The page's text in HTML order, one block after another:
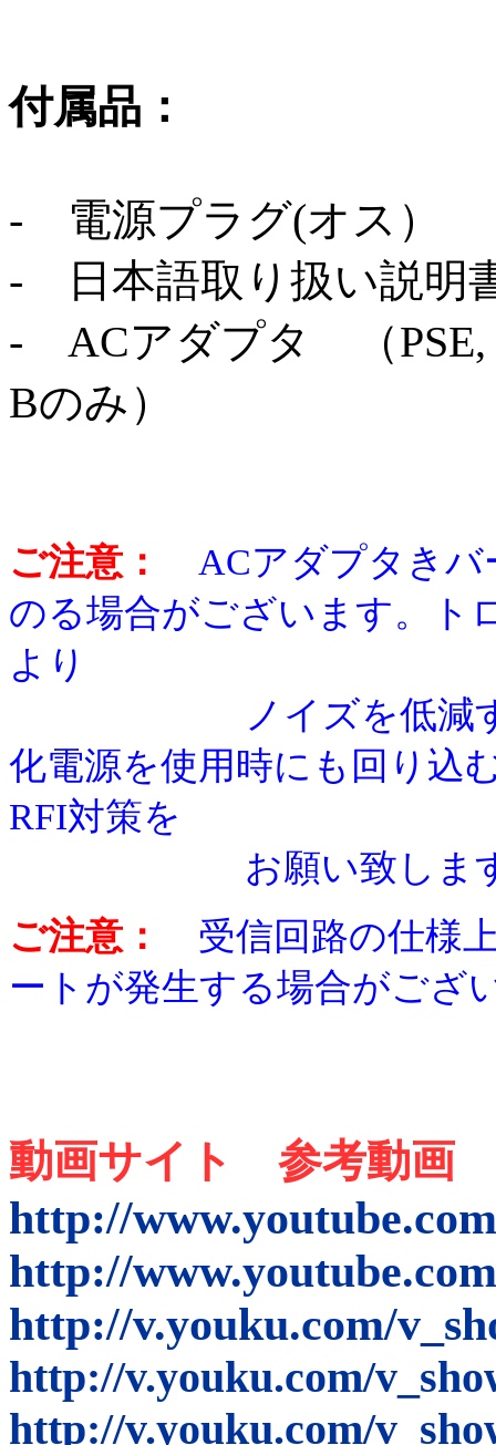
付属品：
- 電源プラグ(オス）
- 日本語取り扱い説明
- ACアダプタ （PSE,
Bのみ）
ご注意：
ACアダプタき
のる場合がございます。ト
より
ノイズを低減する
化電源を使用時にも回り込
RFI対策を
お願い致します
ご注意：
受信回路の仕様
ートが発生する場合がござ
動画サイト 参考動画
http://
http://
http://v.youku.com/
http://v.youku.com/
http://v.youku.com/